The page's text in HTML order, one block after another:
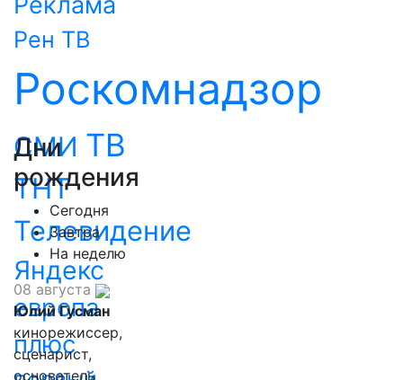
Рен ТВ
Роскомнадзор
СМИ ТВ
ТНТ
Телевидение
Яндекс
европа
плюс
Дни
рождения
Сегодня
Завтра
На неделю
08 августа
Юлий Гусман
кинорежиссер,
сценарист,
основатель